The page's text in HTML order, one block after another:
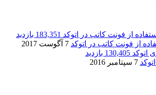
183,351 بازدید
از فونت کاتب در اتوکد 7 آگوست 2017
130,405 بازدید
7 سپتامبر 2016